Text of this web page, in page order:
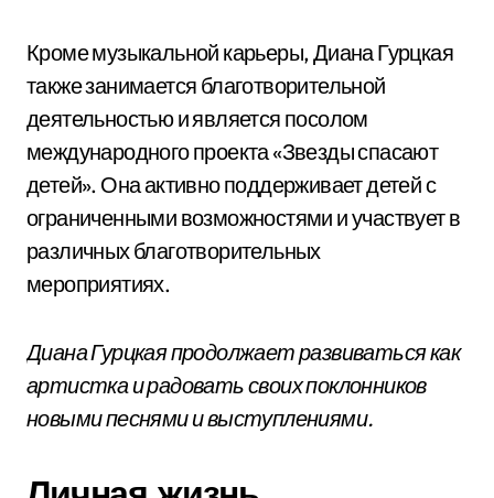
Кроме музыкальной карьеры, Диана Гурцкая
также занимается благотворительной
деятельностью и является посолом
международного проекта «Звезды спасают
детей». Она активно поддерживает детей с
ограниченными возможностями и участвует в
различных благотворительных
мероприятиях.
Диана Гурцкая продолжает развиваться как
артистка и радовать своих поклонников
новыми песнями и выступлениями.